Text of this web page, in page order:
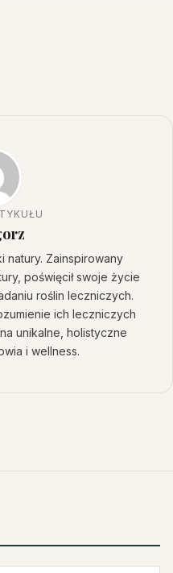
natury. Zainspirowany
poświęcił swoje życie
roślin leczniczych.
ich leczniczych
unikalne, holistyczne
i wellness.